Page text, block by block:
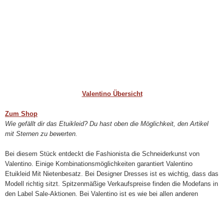
Valentino Übersicht
Zum Shop
Wie gefällt dir das Etuikleid? Du hast oben die Möglichkeit, den Artikel
mit Sternen zu bewerten.
Bei diesem Stück entdeckt die Fashionista die Schneiderkunst von
Valentino. Einige Kombinationsmöglichkeiten garantiert Valentino
Etuikleid Mit Nietenbesatz. Bei Designer Dresses ist es wichtig, dass das
Modell richtig sitzt. Spitzenmäßige Verkaufspreise finden die Modefans in
den Label Sale-Aktionen. Bei Valentino ist es wie bei allen anderen